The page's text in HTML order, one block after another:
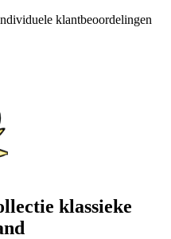
klantbeoordelingen
klassieke